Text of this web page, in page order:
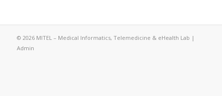
© 2026 MITEL – Medical Informatics, Telemedicine & eHealth Lab |
Admin